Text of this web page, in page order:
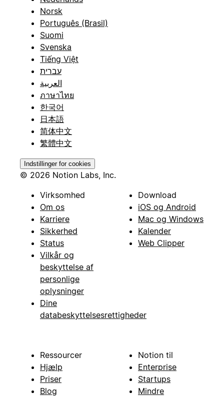
Norsk
Português (Brasil)
Suomi
Svenska
Tiếng Việt
עברית
العربية
ภาษาไทย
한국어
日本語
简体中文
繁體中文
Indstillinger for cookies
© 2026 Notion Labs, Inc.
Virksomhed
Om os
Karriere
Sikkerhed
Status
Vilkår og
beskyttelse af
personlige
oplysninger
Dine
databeskyttelsesrettigheder
Download
iOS og Android
Mac og Windows
Kalender
Web Clipper
Ressourcer
Hjælp
Priser
Blog
Notion til
Enterprise
Startups
Mindre